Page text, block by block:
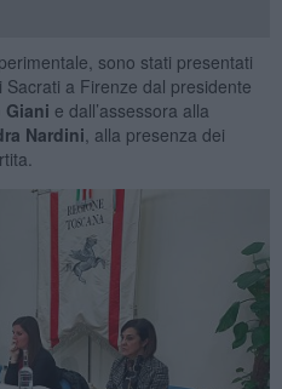
sono stati presentati
a Firenze dal presidente
Giani e dall’assessora alla
Nardini , alla presenza dei